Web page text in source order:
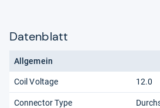
Datenblatt
Allgemein
Coil Voltage 12.0
Connector Type